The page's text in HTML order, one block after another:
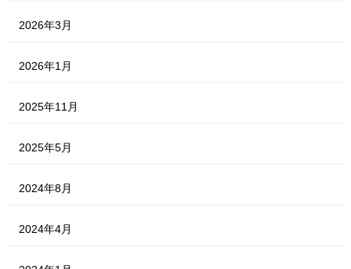
2026年3月
2026年1月
2025年11月
2025年5月
2024年8月
2024年4月